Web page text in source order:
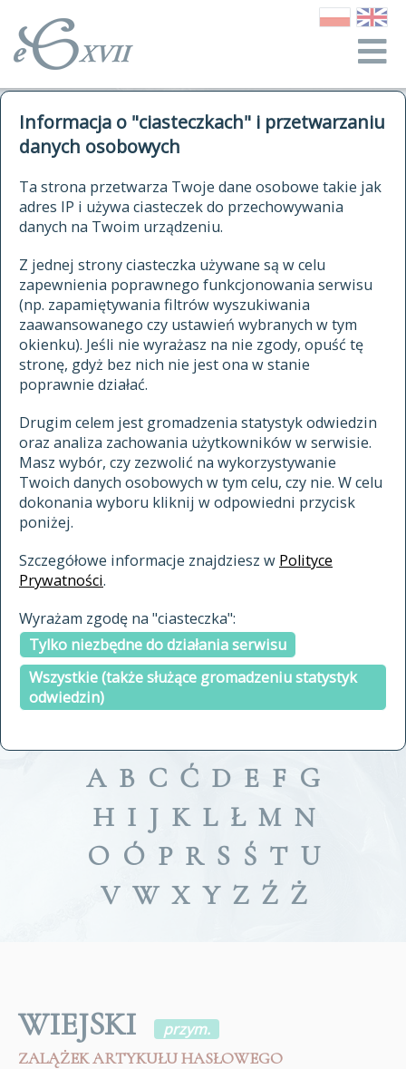
Informacja o "ciasteczkach" i przetwarzaniu
danych osobowych
Ta strona przetwarza Twoje dane osobowe takie jak
adres IP i używa ciasteczek do przechowywania
danych na Twoim urządzeniu.
Z jednej strony ciasteczka używane są w celu
zapewnienia poprawnego funkcjonowania serwisu
(np. zapamiętywania filtrów wyszukiwania
zaawansowanego czy ustawień wybranych w tym
okienku). Jeśli nie wyrażasz na nie zgody, opuść tę
stronę, gdyż bez nich nie jest ona w stanie
poprawnie działać.
Drugim celem jest gromadzenia statystyk odwiedzin
oraz analiza zachowania użytkowników w serwisie.
Masz wybór, czy zezwolić na wykorzystywanie
Twoich danych osobowych w tym celu, czy nie. W celu
dokonania wyboru kliknij w odpowiedni przycisk
poniżej.
Szczegółowe informacje znajdziesz w Polityce
Prywatności.
Wyrażam zgodę na "ciasteczka":
Tylko niezbędne do działania serwisu
Wszystkie (także służące gromadzeniu statystyk
odwiedzin)
autorzy Słownika
historia
publikacje
źródła
autorzy tekstów źródłowych
zasady opracowania
statystyki
najnowsze hasła
ostatnio zmodyfikowane hasła
materiały archiwalne
cytowanie
kontakt
kwerendy
jak cytować Słownik
ELEKTRONICZNY SŁOWNIK
JĘZYKA POLSKIEGO
XVII I XVIII WIEKU
znajdź hasła
zaczynające się od
indeksie
a fronte
a tergo
A B C Ć D E F G
H I J K L Ł M N
O Ó P R S Ś T U
V W X Y Z Ź Ż
WIEJSKI
przym.
ZALĄŻEK ARTYKUŁU HASŁOWEGO